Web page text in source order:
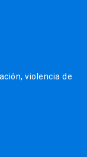
violencia de